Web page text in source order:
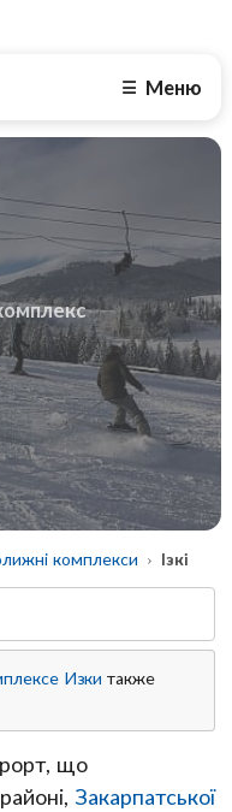
☰ Меню
комплекси Ізкі
Изки также
що
Закарпатської